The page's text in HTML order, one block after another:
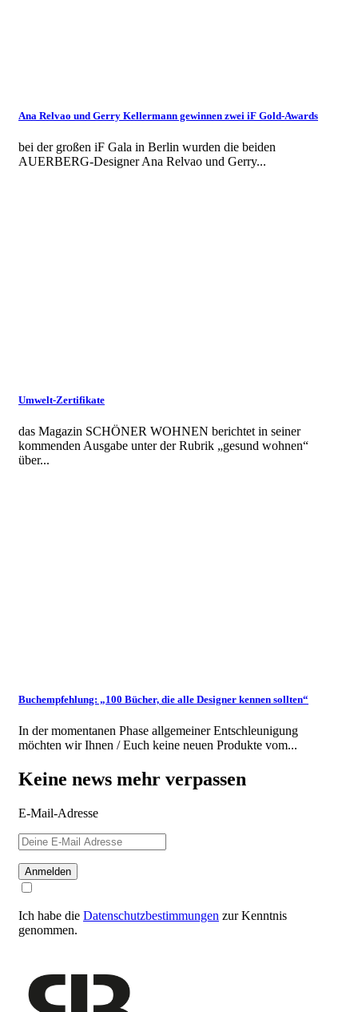
Ana Relvao und Gerry Kellermann gewinnen zwei iF Gold-Awards
bei der großen iF Gala in Berlin wurden die beiden
AUERBERG-Designer Ana Relvao und Gerry...
Umwelt-Zertifikate
das Magazin SCHÖNER WOHNEN berichtet in seiner
kommenden Ausgabe unter der Rubrik „gesund wohnen“
über...
Buchempfehlung: „100 Bücher, die alle Designer kennen sollten“
In der momentanen Phase allgemeiner Entschleunigung
möchten wir Ihnen / Euch keine neuen Produkte vom...
Keine news mehr verpassen
E-Mail-Adresse
Anmelden
Ich habe die Datenschutzbestimmungen zur Kenntnis
genommen.